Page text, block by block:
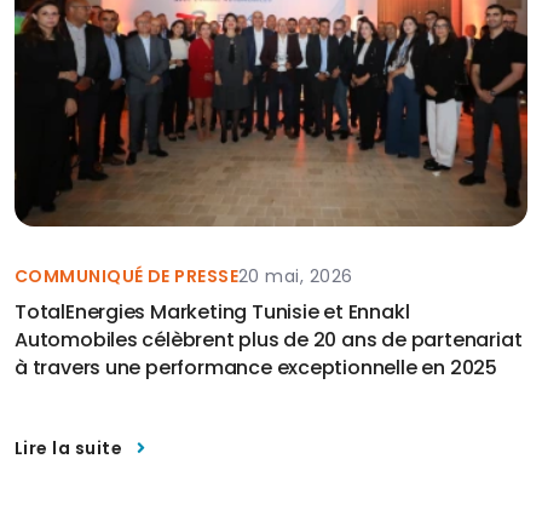
COMMUNIQUÉ DE PRESSE20 mai, 2026
TotalEnergies Marketing Tunisie et Ennakl
Automobiles célèbrent plus de 20 ans de partenariat
à travers une performance exceptionnelle en 2025
Lire la suite